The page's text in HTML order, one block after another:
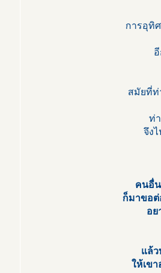
การอุทิ
สมัยที่ท่
ท่
จึง
คนอื่
ก็มาขอ
อย
แล้
ให้เข